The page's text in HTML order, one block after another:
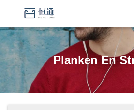
Planken En